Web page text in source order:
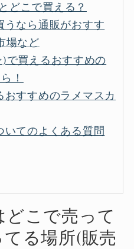
どこで買える？
うなら通販がおすす
場など
で買えるおすすめの
！
おすすめのラメマスカ
いてのよくある質問
どこで売って
る場所(販売